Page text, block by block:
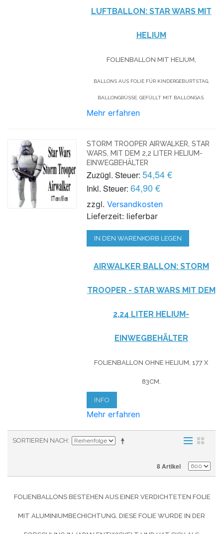
LUFTBALLON: STAR WARS MIT
HELIUM
FOLIENBALLON MIT HELIUM,
BALLONS AUS FOLIE FÜR KINDERGEBURTSTAG,
BALLONGRÜSSE, GEFÜLLT MIT BALLONGAS.
Mehr erfahren
STORM TROOPER AIRWALKER, STAR
WARS, MIT DEM 2,2 LITER HELIUM-
EINWEGBEHÄLTER
Zuzügl. Steuer: 54,54 €
Inkl. Steuer: 64,90 €
zzgl.Versandkosten
Lieferzeit: lieferbar
IN DEN WARENKORB LEGEN
AIRWALKER BALLON: STORM
TROOPER - STAR WARS MIT DEM
2,24 LITER HELIUM-
EINWEGBEHÄLTER
FOLIENBALLON OHNE HELIUM, 177 X
83CM.
INFO
Mehr erfahren
SORTIEREN NACH
8 Artikel
FOLIENBALLONS BESTEHEN AUS EINER VERDICHTETEN FOLIE
MIT ALUMINIUMBECHICHTUNG. DIESE FOLIE WURDE IN DER